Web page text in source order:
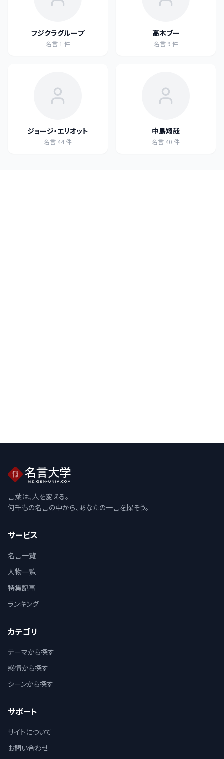
フジクラグループ
名言 1 件
高木ブー
名言 9 件
ジョージ・エリオット
名言 44件
中島翔哉
名言 40 件
言葉は、人を変える。
何千もの名言の中から、あなたの一言を探そう。
サービス
名言一覧
人物一覧
特集記事
ランキング
カテゴリ
テーマから探す
感情から探す
シーンから探す
サポート
サイトについて
お問い合わせ